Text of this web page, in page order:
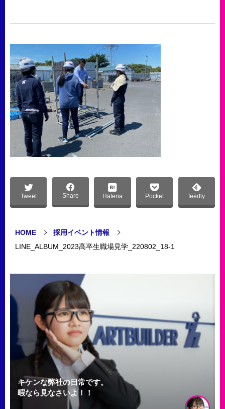
Tweet Share Hatena Pocket feedly
HOME
採用イベント情報
LINE_ALBUM_2023高卒生職場見学_220802_18-1
キケンな弊社の日常です。
暇なら見なさいよ！！